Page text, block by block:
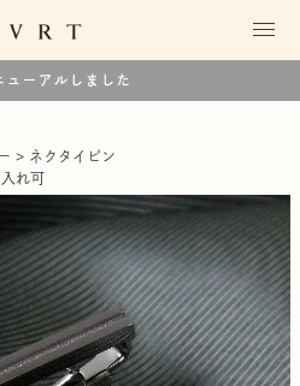
ューアルしました
ネクタイピン
れ可